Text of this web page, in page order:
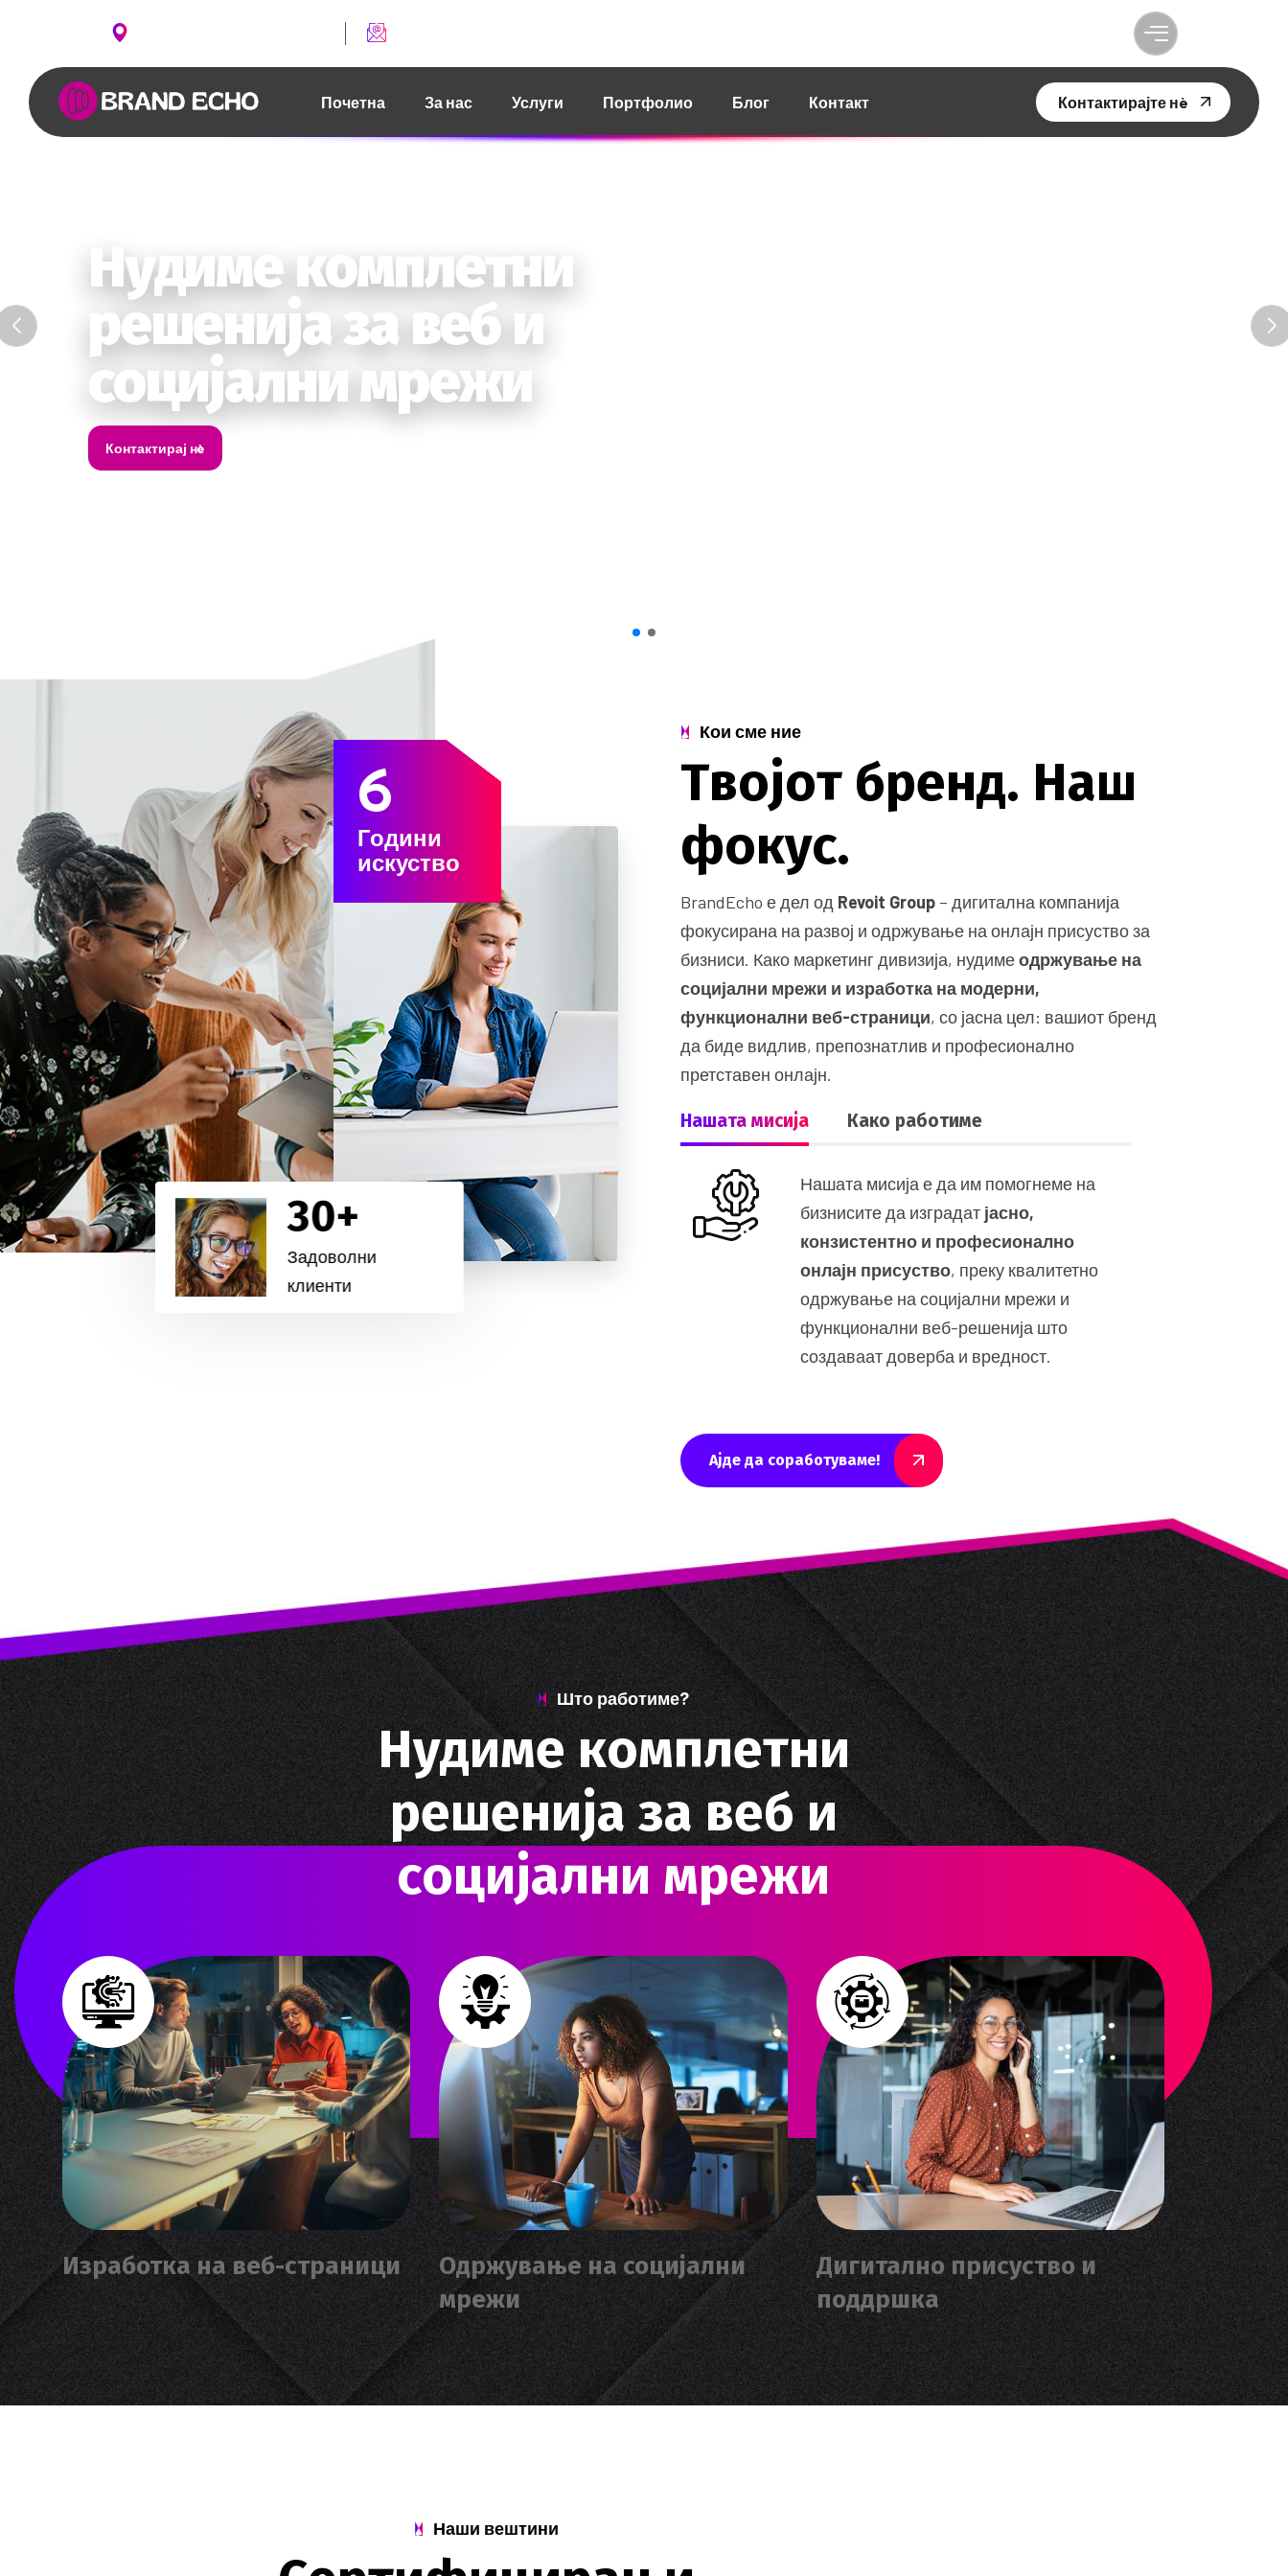
Почетна За нас Услуги Портфолио Блог Контакт Контактирајте нè
Твојот бренд. Наш фокус.
Контактирај нè
6
Години
искуство
30+
Задоволни
клиенти
Кои сме ние
Твојот бренд. Наш
фокус.
BrandEcho е дел од Revoit Group – дигитална компанија
фокусирана на развој и одржување на онлајн присуство за
бизниси. Како маркетинг дивизија, нудимеодржување на
социјални мрежи и изработка на модерни,
функционални веб-страници, со јасна цел: вашиот бренд
да биде видлив, препознатлив и професионално
претставен онлајн.
Нашата мисија Како работиме
Нашата мисија е да им помогнеме на
бизнисите да изградат јасно,
конзистентно и професионално
онлајн присуство, преку квалитетно
одржување на социјални мрежи и
функционални веб-решенија што
создаваат доверба и вредност.
Ајде да соработуваме!
Што работиме?
Нудиме комплетни
решенија за веби
социјални мрежи
Изработка на веб-страници
Одржување на социјални
мрежи
Дигитално присуство и
поддршка
Наши вештини